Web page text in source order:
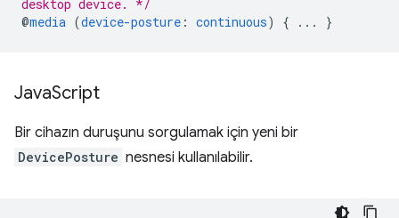
desktop device. */
@media (device-posture : continuous) { ... }
JavaScript
Bir cihazın duruşunu sorgulamak için yeni bir
DevicePosture nesnesi kullanılabilir.